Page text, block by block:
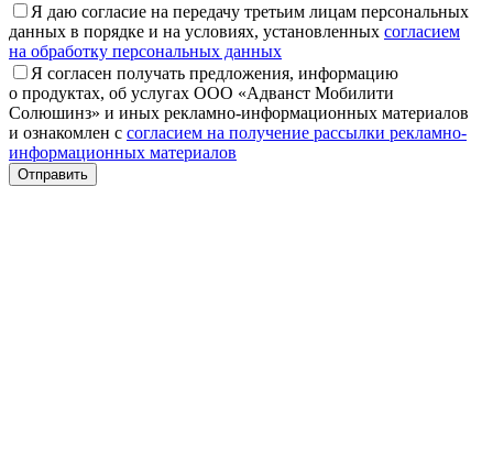
Я даю согласие на передачу третьим лицам персональных
данных в порядке и на условиях, установленных согласием
на обработку персональных данных
Я согласен получать предложения, информацию
о продуктах, об услугах ООО «Адванст Мобилити
Солюшинз» и иных рекламно-информационных материалов
и ознакомлен с согласием на получение рассылки рекламно-
информационных материалов
Отправить